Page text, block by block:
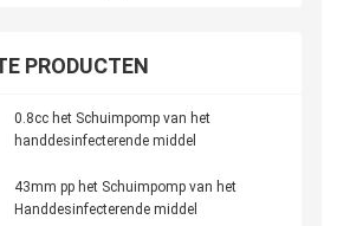
PRODUCTEN
0.8cc het Schuimpomp van het
handdesinfecterende middel
43mm pp het Schuimpomp van het
Handdesinfecterende middel